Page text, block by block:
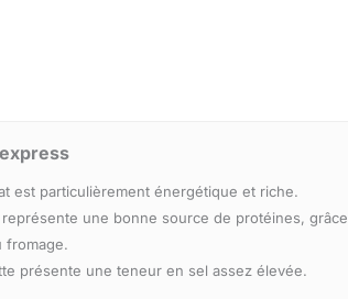
est particulièrement énergétique et riche.
représente une bonne source de protéines, grâce
fromage.
présente une teneur en sel assez élevée.